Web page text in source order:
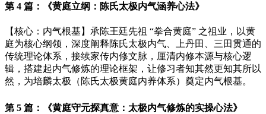
第 4 篇：《黄庭立纲：陈氏太极内气涵养心法》
【核心：内气根基】承陈王廷先祖 “拳合黄庭” 之祖业，以黄
庭为核心纲领，深度阐释陈氏太极内气、上丹田、三田贯通的
传统理论体系，接续家传内修文脉，厘清内修本源与核心逻
辑，搭建起内气修炼的理论框架，让修习者知其然更知其所以
然，为培麟太极（陈氏太极黄庭内养体系）奠定内气根基。
第 5 篇：《黄庭守元探真意：太极内气修炼的实操心法》